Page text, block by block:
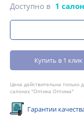
Доступно в 1
Купить в 1 клик
Цена действительна только
салонах "Оптика Оптима"
Гарантии